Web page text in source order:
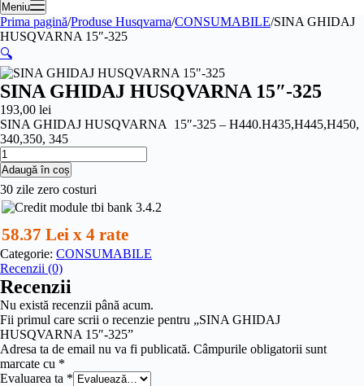
cumpărături
Meniu
Prima pagină/Produse Husqvarna/CONSUMABILE/SINA GHIDAJ
HUSQVARNA 15″-325
🔍
SINA GHIDAJ HUSQVARNA 15″-325
193,00 lei
SINA GHIDAJ HUSQVARNA 15″-325 – H440.H435,H445,H450,
340,350, 345
Cantitate
SINA
GHIDAJ
HUSQVARNA
15"-325
Adaugă în coș
30 zile zero costuri
58.37 Lei x 4 rate
Categorie: CONSUMABILE
Recenzii (0)
Recenzii
Nu există recenzii până acum.
Fii primul care scrii o recenzie pentru „SINA GHIDAJ
HUSQVARNA 15″-325”
Adresa ta de email nu va fi publicată. Câmpurile obligatorii sunt
marcate cu *
Evaluarea ta *